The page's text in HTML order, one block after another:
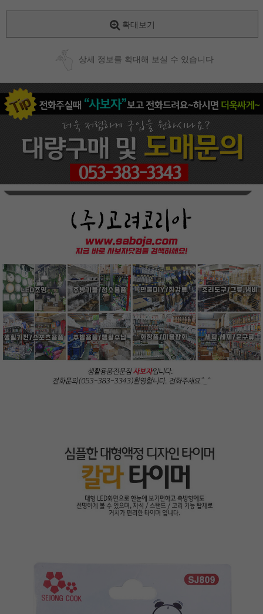
페이코 ID로
PAYCO 바로
확대보기
상세 정보를 확대해 보실 수 있습니다